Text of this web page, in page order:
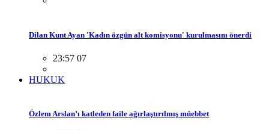
Dilan Kunt Ayan 'Kadın özgün alt komisyonu' kurulmasını önerdi
23:57 07
HUKUK
Özlem Arslan’ı katleden faile ağırlaştırılmış müebbet